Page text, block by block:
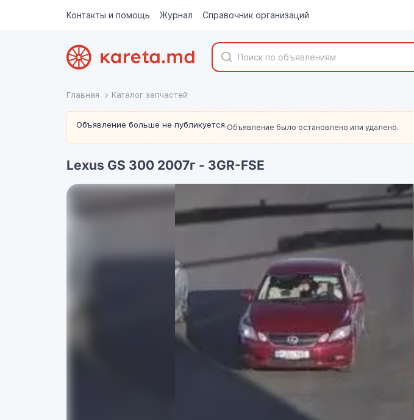
Контакты и помощь Журнал Справочник организаций
Главная Каталог запчастей
Объявление больше не публикуется.Объявление было остановлено или удалено.
Lexus GS 300 2007г - 3GR-FSE